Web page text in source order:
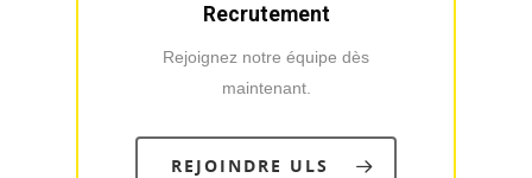
Recrutement
Rejoignez notre équipe dès
maintenant.
REJOINDRE ULS